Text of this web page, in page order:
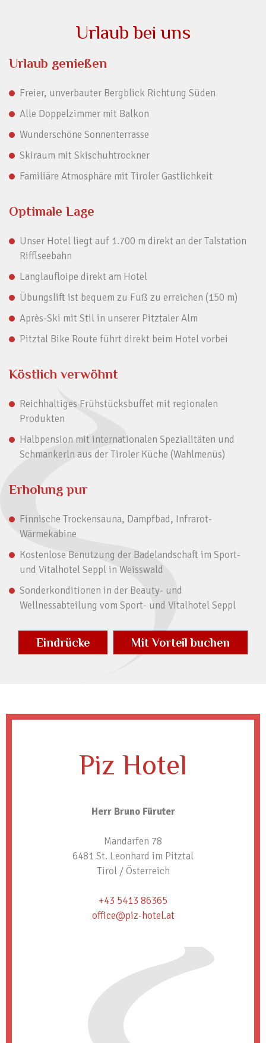
Urlaub bei uns
Urlaub genießen
Freier, unverbauter Bergblick Richtung Süden
Alle Doppelzimmer mit Balkon
Wunderschöne Sonnenterrasse
Skiraum mit Skischuhtrockner
Familiäre Atmosphäre mit Tiroler Gastlichkeit
Optimale Lage
Unser Hotel liegt auf 1.700 m direkt an der Talstation
Rifflseebahn
Langlaufloipe direkt am Hotel
Übungslift ist bequem zu Fuß zu erreichen (150 m)
Après-Ski mit Stil in unserer Pitztaler Alm
Pitztal Bike Route führt direkt beim Hotel vorbei
Köstlich verwöhnt
Reichhaltiges Frühstücksbuffet mit regionalen
Produkten
Halbpension mit internationalen Spezialitäten und
Schmankerln aus der Tiroler Küche (Wahlmenüs)
Erholung pur
Finnische Trockensauna, Dampfbad, Infrarot-
Wärmekabine
Kostenlose Benutzung der Badelandschaft im Sport-
und Vitalhotel Seppl in Weisswald
Sonderkonditionen in der Beauty- und
Wellnessabteilung vom Sport- und Vitalhotel Seppl
Eindrücke Mit Vorteil buchen
Piz Hotel
Herr Bruno Füruter
Mandarfen 78
6481 St. Leonhard im Pitztal
Tirol / Österreich
+43 5413 86365
office@piz-hotel.at